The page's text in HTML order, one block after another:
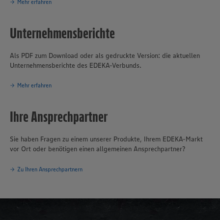
Mehr erfahren
Unternehmensberichte
Als PDF zum Download oder als gedruckte Version: die aktuellen
Unternehmensberichte des EDEKA-Verbunds.
Mehr erfahren
Ihre Ansprechpartner
Sie haben Fragen zu einem unserer Produkte, Ihrem EDEKA-Markt
vor Ort oder benötigen einen allgemeinen Ansprechpartner?
Zu Ihren Ansprechpartnern